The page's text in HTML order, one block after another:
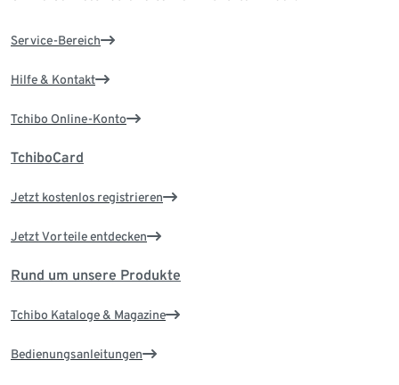
Service-Bereich
Hilfe & Kontakt
Tchibo Online-Konto
TchiboCard
Jetzt kostenlos registrieren
Jetzt Vorteile entdecken
Rund um unsere Produkte
Tchibo Kataloge & Magazine
Bedienungsanleitungen